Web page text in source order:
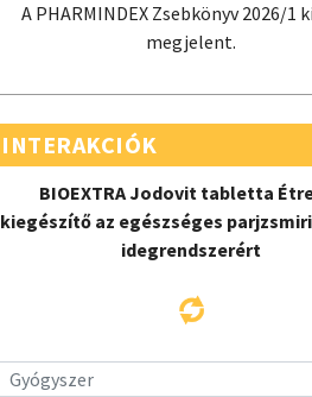
A PHARMINDEX Zsebkönyv 2026/1
megjelent.
INTERAKCIÓK
BIOEXTRA Jodovit tabletta
kiegészítő az egészséges
idegrendszerért